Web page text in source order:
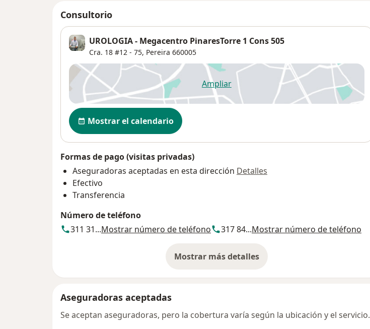
Consultorio
UROLOGIA - Megacentro PinaresTorre 1 Cons 505
Cra. 18 #12 - 75, Pereira 660005
Ampliarse abre en una nueva pestaña
Disponibilidad
Mostrar el calendario
Formas de pago (visitas privadas)
Aseguradoras aceptadas en esta dirección Detalles
Efectivo
Transferencia
Número de teléfono
311 31...Mostrar número de teléfono 317 84...Mostrar número de teléfono
Mostrar más detalles
sobre la dirección
Aseguradoras aceptadas
Se aceptan aseguradoras, pero la cobertura varía según la ubicación y el servicio.